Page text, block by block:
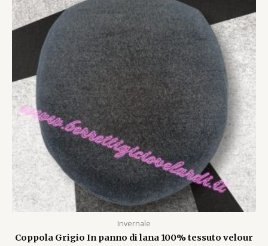
Invernale
Coppola Grigio In panno di lana 100% tessuto velour